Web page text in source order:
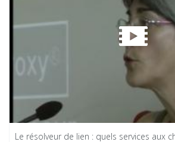
Le résolveur de lien : quels services aux